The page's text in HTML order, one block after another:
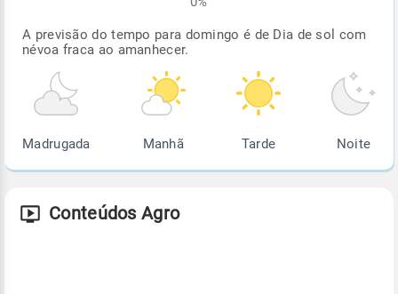
A previsão do tempo para domingo é de Dia de sol com
névoa fraca ao amanhecer.
Madrugada Manhã Tarde Noite
Conteúdos Agro